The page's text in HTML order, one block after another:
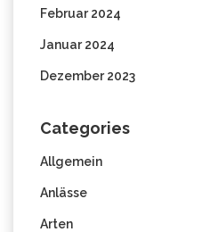
Februar 2024
Januar 2024
Dezember 2023
Categories
Allgemein
Anlässe
Arten